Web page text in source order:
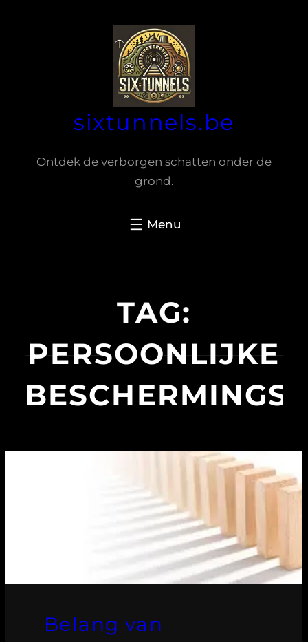
sixtunnels.be
Ontdek de verborgen schatten onder de
grond.
TAG:
PERSOONLIJKE
Belang van